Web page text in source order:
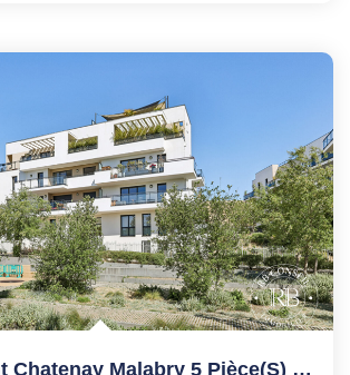
Appartement Chatenay Malabry 5 Pièce(s) 126 M2